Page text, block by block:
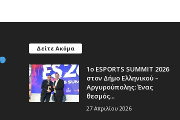
Δείτε Ακόμα
1ο ESPORTS SUMMIT 2026
στον Δήμο Ελληνικού –
Αργυρούπολης: Ένας
θεσμός...
27 Απριλίου 2026